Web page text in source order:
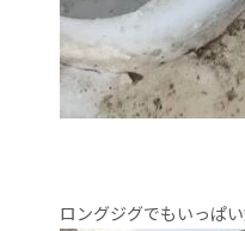
ロングジグでもいっぱ